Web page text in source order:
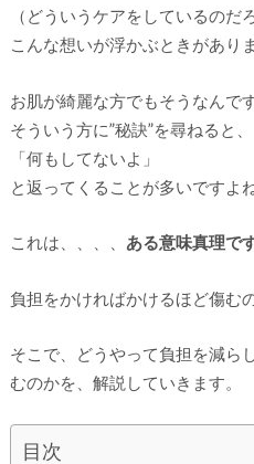
（どういうケアをしているのだ
こんな想いが浮かぶときがあり
お肌が綺麗な方でもそうなんです
そういう方に”秘訣”を尋ねると、
「何もしてないよ」
と返ってくることが多いですよね
これは、、、、 ある意味真理です
負担をかければかけるほど傷む
そこで、どうやって負担を減ら
むのかを、解説していきます。
目次